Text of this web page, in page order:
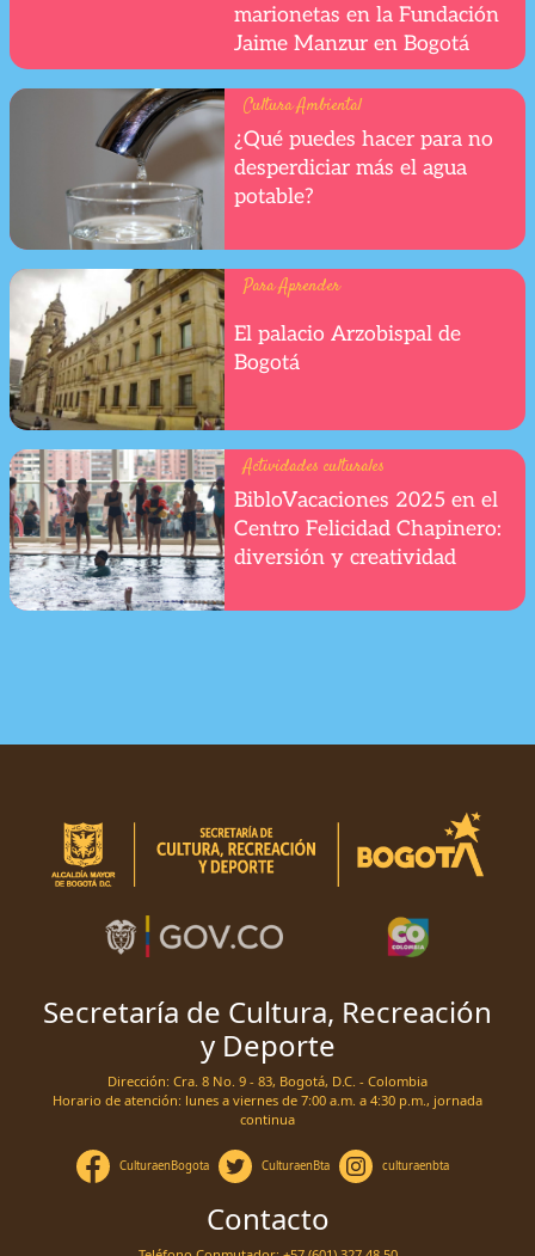
marionetas en la Fundación
Jaime Manzur en Bogotá
Cultura Ambiental
¿Qué puedes hacer para no
desperdiciar más el agua
potable?
Para Aprender
El palacio Arzobispal de
Bogotá
Actividades culturales
BibloVacaciones 2025 en el
Centro Felicidad Chapinero:
diversión y creatividad
Secretaría de Cultura, Recreación
y Deporte
Dirección: Cra. 8 No. 9 - 83, Bogotá, D.C. - Colombia
Horario de atención: lunes a viernes de 7:00 a.m. a 4:30 p.m., jornada
continua
CulturaenBogota CulturaenBta culturaenbta
Contacto